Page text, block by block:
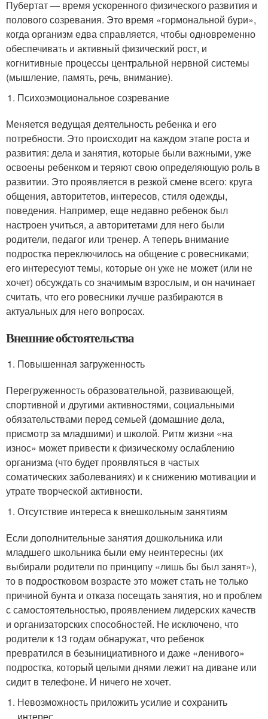
Пубертат — время ускоренного физического развития и
полового созревания. Это время «гормональной бури»,
когда организм едва справляется, чтобы одновременно
обеспечивать и активный физический рост, и
когнитивные процессы центральной нервной системы
(мышление, память, речь, внимание).
Психоэмоциональное созревание
Меняется ведущая деятельность ребенка и его
потребности. Это происходит на каждом этапе роста и
развития: дела и занятия, которые были важными, уже
освоены ребенком и теряют свою определяющую роль в
развитии. Это проявляется в резкой смене всего: круга
общения, авторитетов, интересов, стиля одежды,
поведения. Например, еще недавно ребенок был
настроен учиться, а авторитетами для него были
родители, педагог или тренер. А теперь внимание
подростка переключилось на общение с ровесниками;
его интересуют темы, которые он уже не может (или не
хочет) обсуждать со значимым взрослым, и он начинает
считать, что его ровесники лучше разбираются в
актуальных для него вопросах.
Внешние обстоятельства
Повышенная загруженность
Перегруженность образовательной, развивающей,
спортивной и другими активностями, социальными
обязательствами перед семьей (домашние дела,
присмотр за младшими) и школой. Ритм жизни «на
износ» может привести к физическому ослаблению
организма (что будет проявляться в частых
соматических заболеваниях) и к снижению мотивации и
утрате творческой активности.
Отсутствие интереса к внешкольным занятиям
Если дополнительные занятия дошкольника или
младшего школьника были ему неинтересны (их
выбирали родители по принципу «лишь бы был занят»),
то в подростковом возрасте это может стать не только
причиной бунта и отказа посещать занятия, но и проблем
с самостоятельностью, проявлением лидерских качеств
и организаторских способностей. Не исключено, что
родители к 13 годам обнаружат, что ребенок
превратился в безынициативного и даже «ленивого»
подростка, который целыми днями лежит на диване или
сидит в телефоне. И ничего не хочет.
Невозможность приложить усилие и сохранить